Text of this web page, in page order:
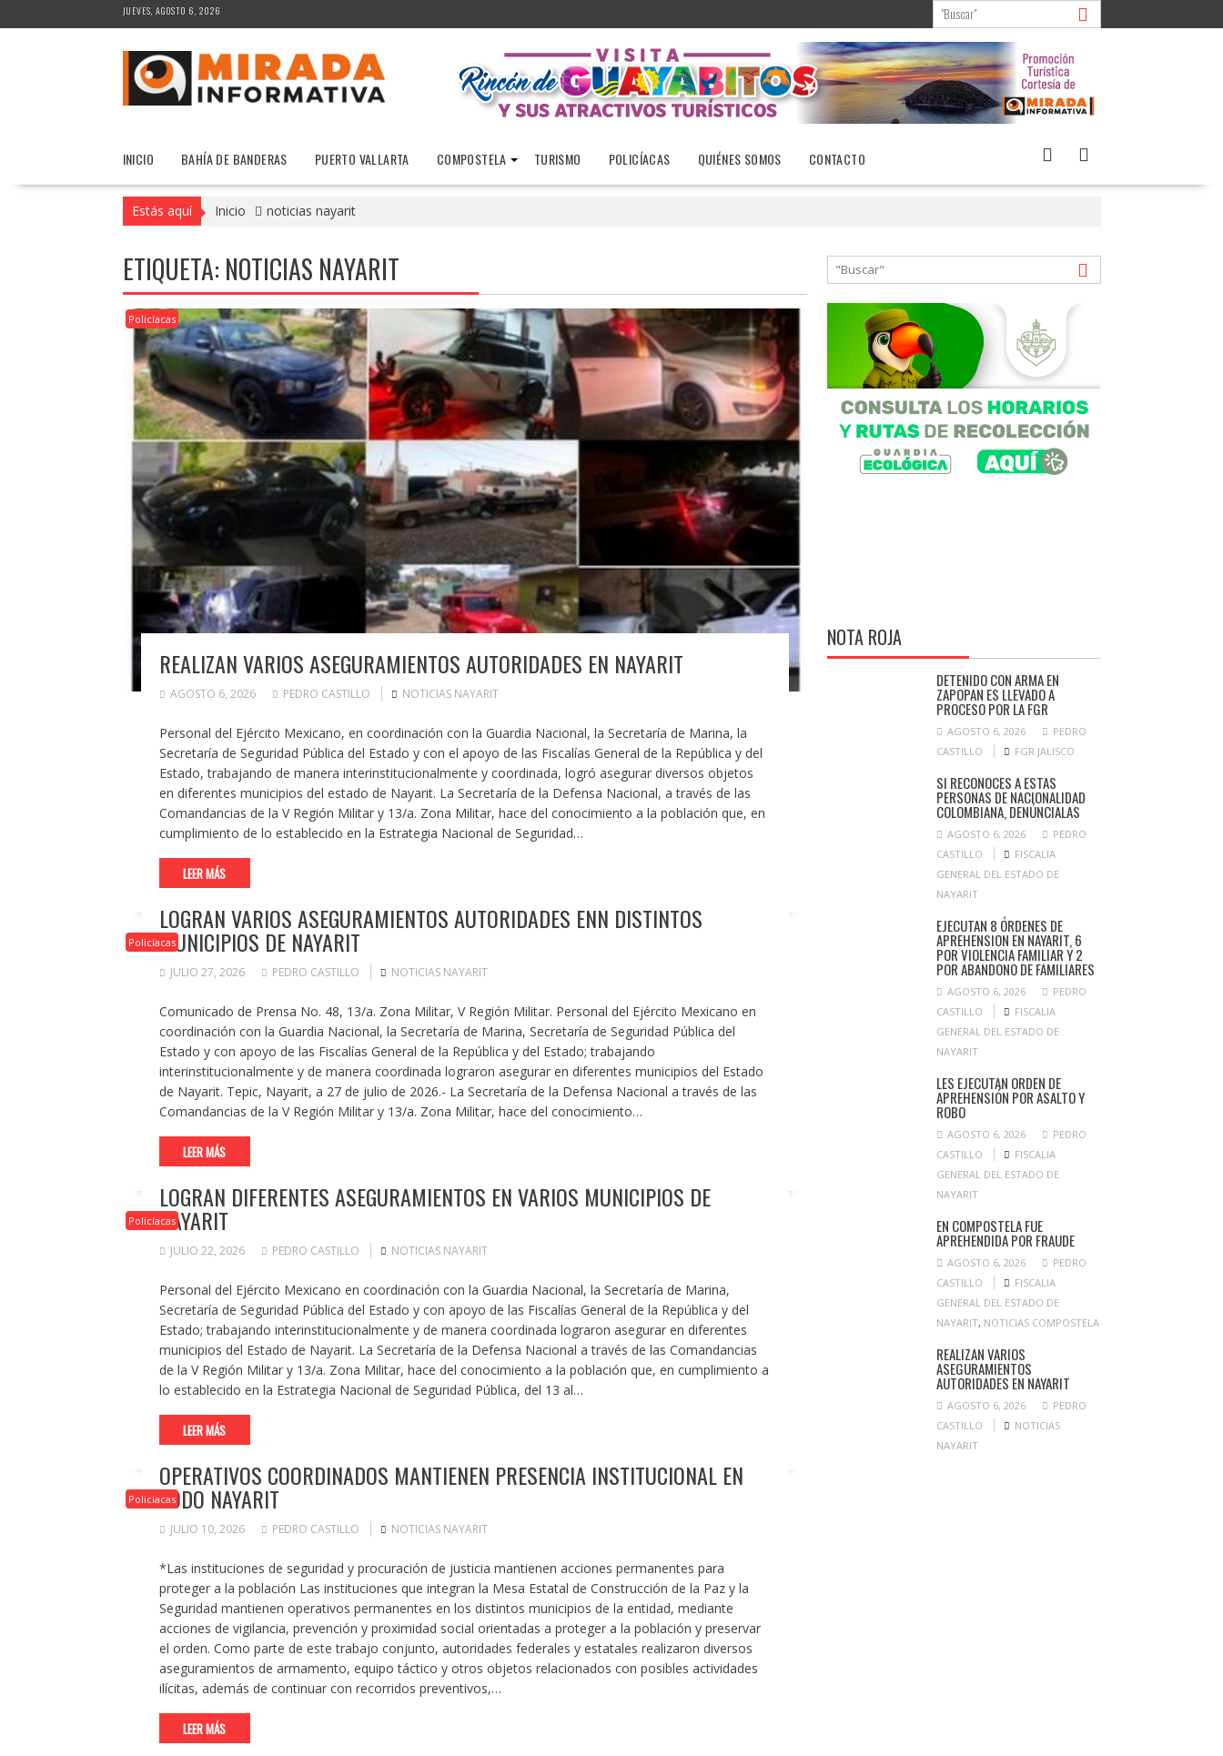
al
JUEVES, AGOSTO 6, 2026
INICIO BAHÍA DE BANDERAS PUERTO VALLARTA COMPOSTELA TURISMO POLICÍACAS QUIÉNES SOMOS CONTACTO
Estás aquí Inicio noticias nayarit
ETIQUETA: NOTICIAS NAYARIT
Policíacas
REALIZAN VARIOS ASEGURAMIENTOS AUTORIDADES EN NAYARIT
AGOSTO 6, 2026 PEDRO CASTILLO NOTICIAS NAYARIT
Personal del Ejército Mexicano, en coordinación con la Guardia Nacional, la Secretaría de Marina, la
Secretaría de Seguridad Pública del Estado y con el apoyo de las Fiscalías General de la República y del
Estado, trabajando de manera interinstitucionalmente y coordinada, logró asegurar diversos objetos
en diferentes municipios del estado de Nayarit. La Secretaría de la Defensa Nacional, a través de las
Comandancias de la V Región Militar y 13/a. Zona Militar, hace del conocimiento a la población que, en
cumplimiento de lo establecido en la Estrategia Nacional de Seguridad…
LEER MÁS
Policíacas
LOGRAN VARIOS ASEGURAMIENTOS AUTORIDADES ENN DISTINTOS
MUNICIPIOS DE NAYARIT
JULIO 27, 2026 PEDRO CASTILLO NOTICIAS NAYARIT
Comunicado de Prensa No. 48, 13/a. Zona Militar, V Región Militar. Personal del Ejército Mexicano en
coordinación con la Guardia Nacional, la Secretaría de Marina, Secretaría de Seguridad Pública del
Estado y con apoyo de las Fiscalías General de la República y del Estado; trabajando
interinstitucionalmente y de manera coordinada lograron asegurar en diferentes municipios del Estado
de Nayarit. Tepic, Nayarit, a 27 de julio de 2026.- La Secretaría de la Defensa Nacional a través de las
Comandancias de la V Región Militar y 13/a. Zona Militar, hace del conocimiento…
LEER MÁS
Policíacas
LOGRAN DIFERENTES ASEGURAMIENTOS EN VARIOS MUNICIPIOS DE
NAYARIT
JULIO 22, 2026 PEDRO CASTILLO NOTICIAS NAYARIT
Personal del Ejército Mexicano en coordinación con la Guardia Nacional, la Secretaría de Marina,
Secretaría de Seguridad Pública del Estado y con apoyo de las Fiscalías General de la República y del
Estado; trabajando interinstitucionalmente y de manera coordinada lograron asegurar en diferentes
municipios del Estado de Nayarit. La Secretaría de la Defensa Nacional a través de las Comandancias
de la V Región Militar y 13/a. Zona Militar, hace del conocimiento a la población que, en cumplimiento a
lo establecido en la Estrategia Nacional de Seguridad Pública, del 13 al…
LEER MÁS
Policíacas
OPERATIVOS COORDINADOS MANTIENEN PRESENCIA INSTITUCIONAL EN
TODO NAYARIT
JULIO 10, 2026 PEDRO CASTILLO NOTICIAS NAYARIT
*Las instituciones de seguridad y procuración de justicia mantienen acciones permanentes para
proteger a la población Las instituciones que integran la Mesa Estatal de Construcción de la Paz y la
Seguridad mantienen operativos permanentes en los distintos municipios de la entidad, mediante
acciones de vigilancia, prevención y proximidad social orientadas a proteger a la población y preservar
el orden. Como parte de este trabajo conjunto, autoridades federales y estatales realizaron diversos
aseguramientos de armamento, equipo táctico y otros objetos relacionados con posibles actividades
ilícitas, además de continuar con recorridos preventivos,…
LEER MÁS
NOTA ROJA
DETENIDO CON ARMA EN
ZAPOPAN ES LLEVADO A
PROCESO POR LA FGR
AGOSTO 6, 2026
PEDRO
CASTILLO
FGR JALISCO
SI RECONOCES A ESTAS
PERSONAS DE NACIONALIDAD
COLOMBIANA, DENÚNCIALAS
AGOSTO 6, 2026
PEDRO
CASTILLO
FISCALIA
GENERAL DEL ESTADO DE
NAYARIT
EJECUTAN 8 ÓRDENES DE
APREHENSION EN NAYARIT, 6
POR VIOLENCIA FAMILIAR Y 2
POR ABANDONO DE FAMILIARES
AGOSTO 6, 2026
PEDRO
CASTILLO
FISCALIA
GENERAL DEL ESTADO DE
NAYARIT
LES EJECUTAN ORDEN DE
APREHENSIÓN POR ASALTO Y
ROBO
AGOSTO 6, 2026
PEDRO
CASTILLO
FISCALIA
GENERAL DEL ESTADO DE
NAYARIT
EN COMPOSTELA FUE
APREHENDIDA POR FRAUDE
AGOSTO 6, 2026
PEDRO
CASTILLO
FISCALIA
GENERAL DEL ESTADO DE
NAYARIT, NOTICIAS COMPOSTELA
REALIZAN VARIOS
ASEGURAMIENTOS
AUTORIDADES EN NAYARIT
AGOSTO 6, 2026
PEDRO
CASTILLO
NOTICIAS
NAYARIT